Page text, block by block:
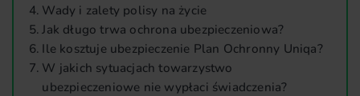
Wady i zalety polisy na życie
Jak długo trwa ochrona ubezpieczeniowa?
Ile kosztuje ubezpieczenie Plan Ochronny Uniqa?
W jakich sytuacjach towarzystwo
ubezpieczeniowe nie wypłaci świadczenia?